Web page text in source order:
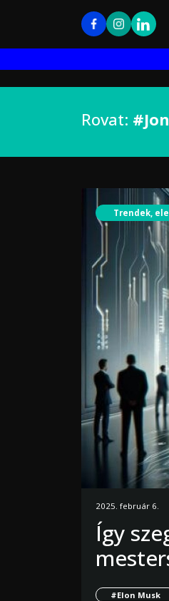
Rovat:
Trendek,
2025. február 6.
Így
#Elon Musk